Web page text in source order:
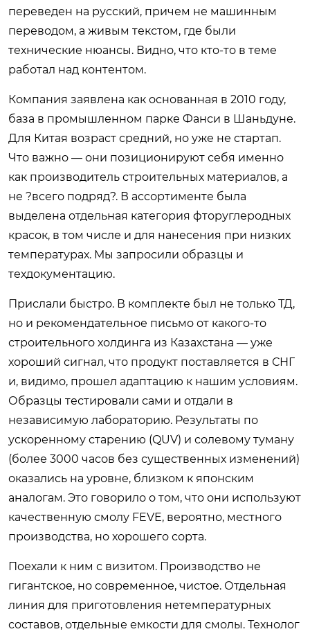
переведен на русский, причем не машинным
переводом, а живым текстом, где были
технические нюансы. Видно, что кто-то в теме
работал над контентом.
Компания заявлена как основанная в 2010 году,
база в промышленном парке Фанси в Шаньдуне.
Для Китая возраст средний, но уже не стартап.
Что важно — они позиционируют себя именно
как производитель строительных материалов, а
не ?всего подряд?. В ассортименте была
выделена отдельная категория фторуглеродных
красок, в том числе и для нанесения при низких
температурах. Мы запросили образцы и
техдокументацию.
Прислали быстро. В комплекте был не только ТД,
но и рекомендательное письмо от какого-то
строительного холдинга из Казахстана — уже
хороший сигнал, что продукт поставляется в СНГ
и, видимо, прошел адаптацию к нашим условиям.
Образцы тестировали сами и отдали в
независимую лабораторию. Результаты по
ускоренному старению (QUV) и солевому туману
(более 3000 часов без существенных изменений)
оказались на уровне, близком к японским
аналогам. Это говорило о том, что они используют
качественную смолу FEVE, вероятно, местного
производства, но хорошего сорта.
Поехали к ним с визитом. Производство не
гигантское, но современное, чистое. Отдельная
линия для приготовления нетемпературных
составов, отдельные емкости для смолы. Технолог